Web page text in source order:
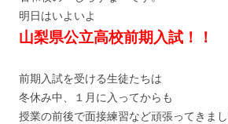
明日はいよいよ
山梨県公立高校前期入試！！
前期入試を受ける生徒たちは
冬休み中、１月に入ってからも
授業の前後で面接練習など頑張ってきまし